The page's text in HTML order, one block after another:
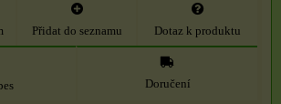
Přidat do seznamu Dotaz k produktu
Doručení